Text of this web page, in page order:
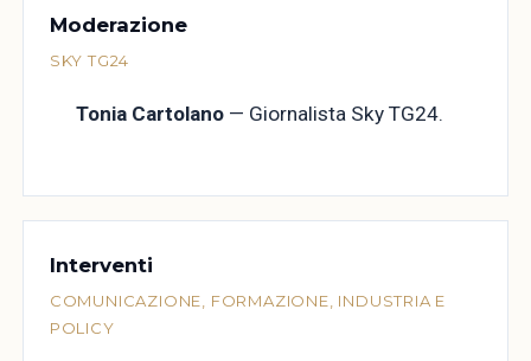
Moderazione
SKY TG24
Tonia Cartolano — Giornalista Sky TG24.
Interventi
COMUNICAZIONE, FORMAZIONE, INDUSTRIA E
POLICY